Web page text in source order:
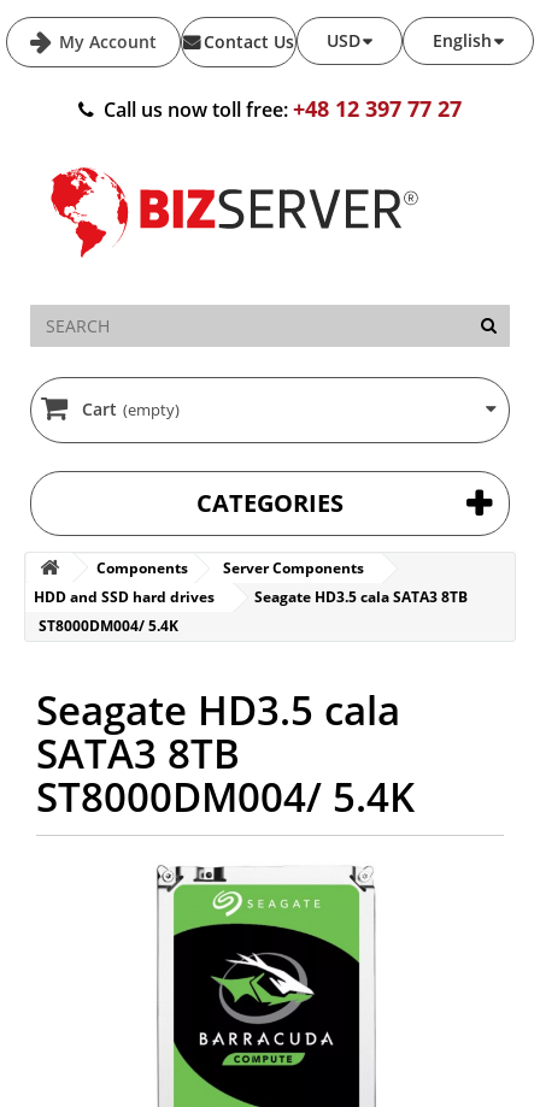
My Account English
USD
Contact Us
Call us now toll free:+48 12 397 77 27
Cart (empty)
CATEGORIES
Components
Server Components
HDD and SSD hard drives
Seagate HD3.5 cala SATA3 8TB
ST8000DM004/ 5.4K
Seagate HD3.5 cala
SATA3 8TB
ST8000DM004/ 5.4K